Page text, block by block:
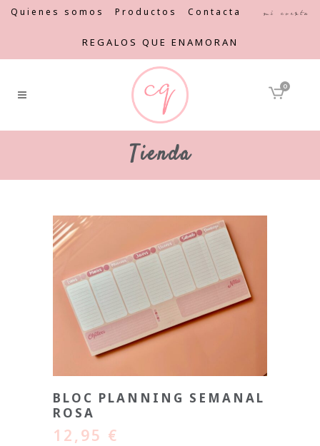
Quienes somos Productos Contacta Mi cuenta
REGALOS QUE ENAMORAN
0
Tienda
BLOC PLANNING SEMANAL
ROSA
12,95 €